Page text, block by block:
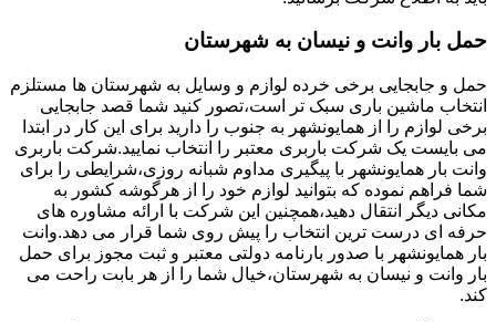
حمل بار وانت و نیسان به شهرستان
حمل و جابجایی برخی خرده لوازم و وسایل به شهرستان ها مستلزم
انتخاب ماشین باری سبک تر است،تصور کنید شما قصد جابجایی
برخی لوازم را از همایونشهر به جنوب را دارید برای این کار در ابتدا
می بایست یک شرکت باربری معتبر را انتخاب نمایید.شرکت باربری
وانت بار همایونشهر با پیگیری مداوم شبانه روزی،شرایطی را برای
شما فراهم نموده که بتوانید لوازم خود را از هرگوشه کشور به
مکانی دیگر انتقال دهید،همچنین این شرکت با ارائه مشاوره های
حرفه ای درست ترین انتخاب را پیش روی شما قرار می دهد.وانت
بار همایونشهر با صدور بارنامه دولتی معتبر و ثبت مجوز برای حمل
بار وانت و نیسان به شهرستان،خیال شما را از هر بابت راحت می
کند.